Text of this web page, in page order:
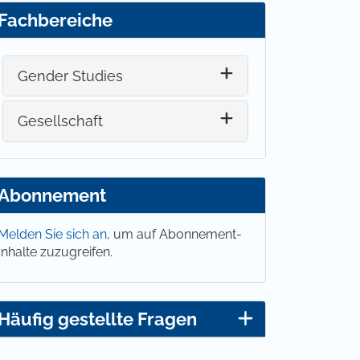
Gender Studies
Gesellschaft
Sie sich an, um auf Abonnement-
zuzugreifen.
gestellte Fragen